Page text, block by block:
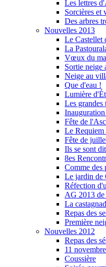
Les lettres
Sorcières et
Des arbres
Nouvelles 2013
Le Castellet
La
Vœux du
Sortie neige
Neige au
Que d'eau !
Lumière
Les grandes
Fête de
Le Requiem
Fête de
Ils se sont
8es
Comme des
Le jardin de
Réfection
AG 2013
La
Repas des
Première
Nouvelles 2012
Repas des
11 novembre
Coussière